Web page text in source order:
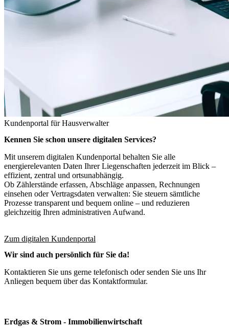
Kundenportal für Hausverwalter
Kennen Sie schon unsere digitalen Services?
Mit unserem digitalen Kundenportal behalten Sie alle
energierelevanten Daten Ihrer Liegenschaften jederzeit im Blick –
effizient, zentral und ortsunabhängig.
Ob Zählerstände erfassen, Abschläge anpassen, Rechnungen
einsehen oder Vertragsdaten verwalten: Sie steuern sämtliche
Prozesse transparent und bequem online – und reduzieren
gleichzeitig Ihren administrativen Aufwand.
Zum digitalen Kundenportal
Wir sind auch persönlich für Sie da!
Kontaktieren Sie uns gerne telefonisch oder senden Sie uns Ihr
Anliegen bequem über das Kontaktformular.
Erdgas & Strom - Immobilienwirtschaft